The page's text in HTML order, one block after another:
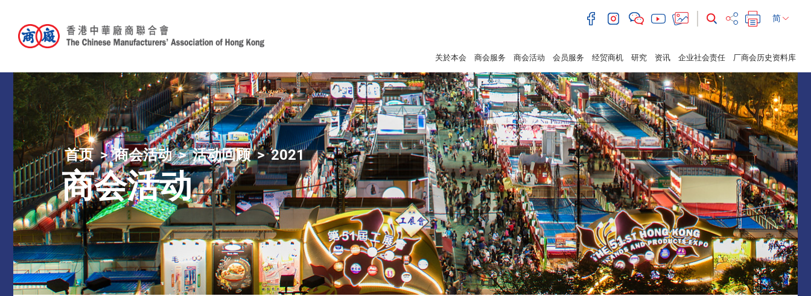
简
关於本会 商会服务 商会活动 会员服务 经贸商机 研究 资讯 企业社会责任 厂商会历史资料库
首页 商会活动 活动回顾 2021
商会活动